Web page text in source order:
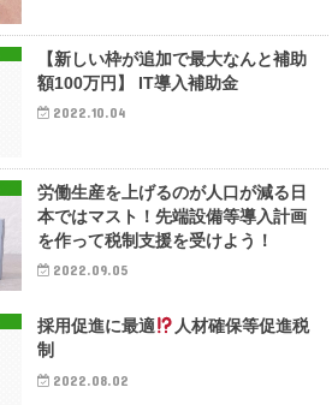
【新しい枠が追加で最大なんと補助
額100万円】 IT導入補助金
2022.10.04
労働生産を上げるのが人口が減る日
本ではマスト！先端設備等導入計画
を作って税制支援を受けよう！
2022.09.05
採用促進に最適
人材確保等促進税
制
2022.08.02